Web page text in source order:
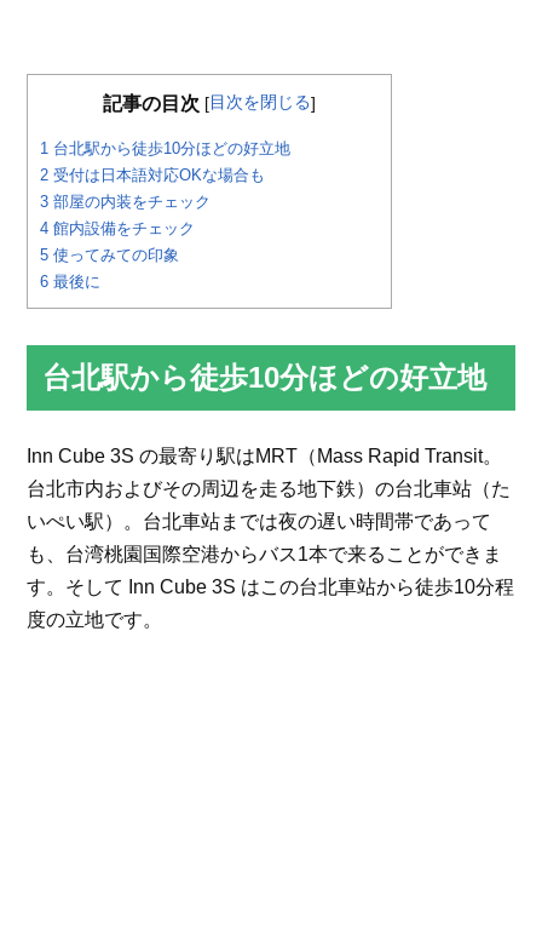
記事の目次 [目次を閉じる]
1 台北駅から徒歩10分ほどの好立地
2 受付は日本語対応OKな場合も
3 部屋の内装をチェック
4 館内設備をチェック
5 使ってみての印象
6 最後に
台北駅から徒歩10分ほどの好立地
Inn Cube 3S の最寄り駅はMRT（Mass Rapid Transit。
台北市内およびその周辺を走る地下鉄）の台北車站（た
いぺい駅）。台北車站までは夜の遅い時間帯であって
も、台湾桃園国際空港からバス1本で来ることができま
す。そして Inn Cube 3S はこの台北車站から徒歩10分程
度の立地です。